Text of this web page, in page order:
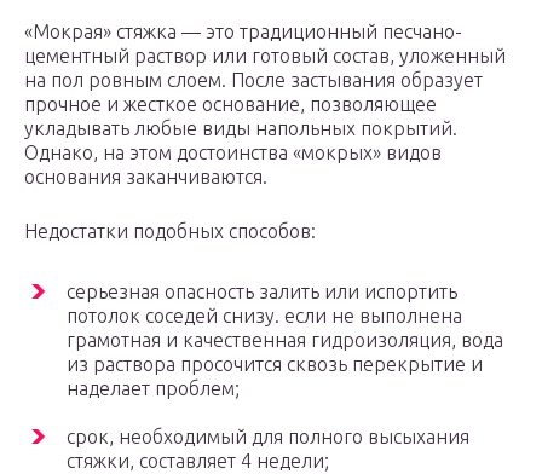
«Мокрая» стяжка — это традиционный песчано-
цементный раствор или готовый состав, уложенный
на пол ровным слоем. После застывания образует
прочное и жесткое основание, позволяющее
укладывать любые виды напольных покрытий.
Однако, на этом достоинства «мокрых» видов
основания заканчиваются.
Недостатки подобных способов:
серьезная опасность залить или испортить
потолок соседей снизу. если не выполнена
грамотная и качественная гидроизоляция, вода
из раствора просочится сквозь перекрытие и
наделает проблем;
срок, необходимый для полного высыхания
стяжки, составляет 4 недели;